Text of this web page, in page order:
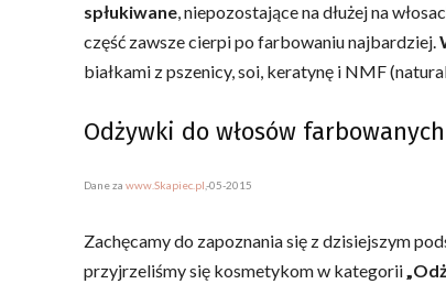
spłukiwane, niepozostające na dłużej na
część zawsze cierpi po farbowaniu najbardziej.
białkami z pszenicy, soi, keratynę i NMF
Odżywki do włosów
Dane za www.Skapiec.pl,-05-2015
Zachęcamy do zapoznania się z dzisiejszym
przyjrzeliśmy się kosmetykom w kategorii